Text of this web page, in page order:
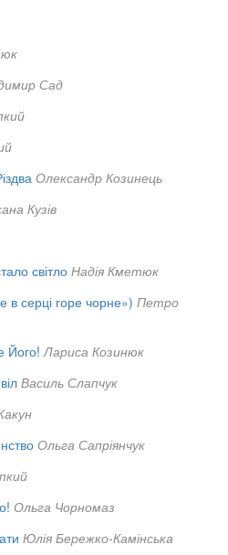
Сад
Олександр Козинець
Кузів
світло Надія Кметюк
в серці горе чорне») Петро
Його! Лариса Козинюк
Василь Слапчук
Ольга Сапріянчук
Ольга Чорномаз
Юлія Бережко-Камінська